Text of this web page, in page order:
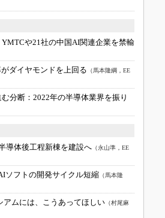
YMTCや21社の中国AI関連企業を禁輸
ダイヤモンドを上回る （馬本隆綱，EE
分断：2022年の半導体業界を振り
導体後工程新棟を建設へ （永山準，EE
ソフトの開発サイクル短縮 （馬本隆
アムには、こうあってほしい （村尾麻